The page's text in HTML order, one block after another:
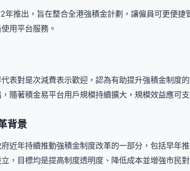
年推出，旨在整合全港強積金計劃，讓僱員可更便捷
用平台服務。
表對是次減費表示歡迎，認為有助提升強積金制度
隨著積金易平台用戶規模持續擴大，規模效益應可
背景
近年持續推動強積金制度改革的一部分，包括早年
，目標均是提高制度透明度、降低成本並增強市民